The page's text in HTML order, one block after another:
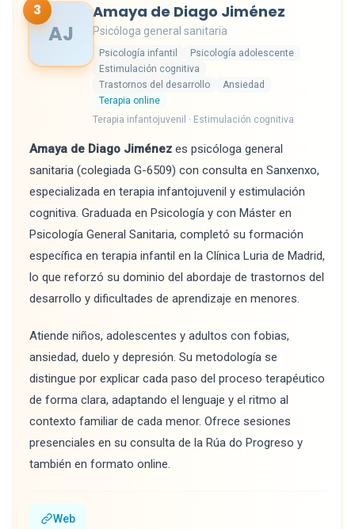
AJ
3 Amaya de Diago Jiménez
Psicóloga general sanitaria
Psicología infantil
Psicología adolescente
Estimulación cognitiva
Trastornos del desarrollo
Ansiedad
Terapia online
Terapia infantojuvenil · Estimulación cognitiva
Amaya de Diago Jiménez es psicóloga general
sanitaria (colegiada G-6509) con consulta en Sanxenxo,
especializada en terapia infantojuvenil y estimulación
cognitiva. Graduada en Psicología y con Máster en
Psicología General Sanitaria, completó su formación
específica en terapia infantil en la Clínica Luria de Madrid,
lo que reforzó su dominio del abordaje de trastornos del
desarrollo y dificultades de aprendizaje en menores.
Atiende niños, adolescentes y adultos con fobias,
ansiedad, duelo y depresión. Su metodología se
distingue por explicar cada paso del proceso terapéutico
de forma clara, adaptando el lenguaje y el ritmo al
contexto familiar de cada menor. Ofrece sesiones
presenciales en su consulta de la Rúa do Progreso y
también en formato online.
Web